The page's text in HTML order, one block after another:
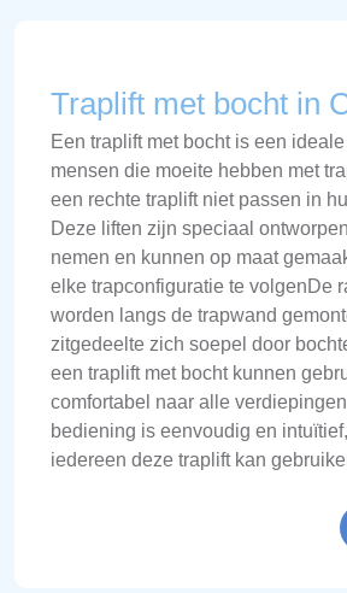
Traplift met bocht in
Een traplift met bocht is een
mensen die moeite hebben met
een rechte traplift niet passen in
Deze liften zijn speciaal
nemen en kunnen op maat
elke trapconfiguratie te volgenDe
worden langs de trapwand
zitgedeelte zich soepel door
een traplift met bocht kunnen
comfortabel naar alle
bediening is eenvoudig en
iedereen deze traplift kan